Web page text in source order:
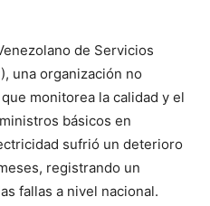
de Servicios
una organización no
monitorea la calidad y el
básicos en
sufrió un deterioro
registrando un
fallas a nivel nacional.